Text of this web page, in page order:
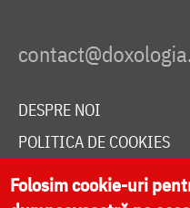
DESPRE NOI
POLITICA DE COOKIES
DONEAZĂ ONLINE
Folosim cookie-uri